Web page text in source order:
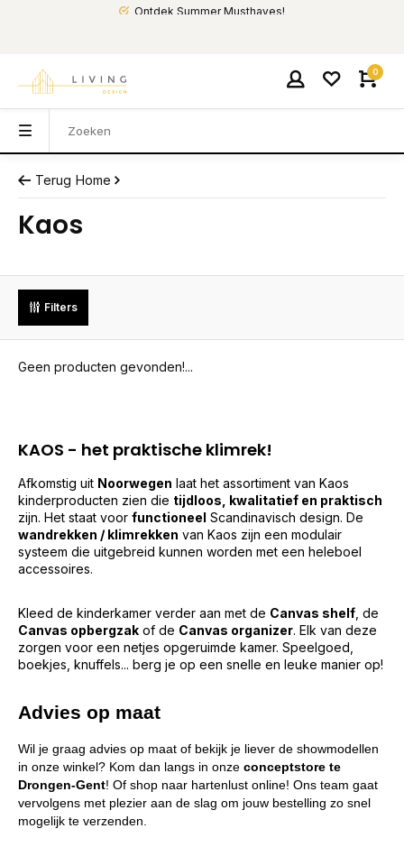
Ontdek Summer Musthaves!
0
Terug Home
Kaos
Filters
Geen producten gevonden!...
KAOS - het praktische klimrek!
Afkomstig uit Noorwegen laat het assortiment van Kaos
kinderproducten zien die tijdloos, kwalitatief en praktisch
zijn. Het staat voor functioneel Scandinavisch design. De
wandrekken / klimrekken van Kaos zijn een modulair
systeem die uitgebreid kunnen worden met een heleboel
accessoires.
Kleed de kinderkamer verder aan met de Canvas shelf , de
Canvas opbergzak of de Canvas organizer. Elk van deze
zorgen voor een netjes opgeruimde kamer. Speelgoed,
boekjes, knuffels... berg je op een snelle en leuke manier op!
Advies op maat
Wil je graag advies op maat of bekijk je liever de showmodellen
in onze winkel? Kom dan langs in onze conceptstore te
Drongen-Gent! Of shop naar hartenlust online! Ons team gaat
vervolgens met plezier aan de slag om jouw bestelling zo snel
mogelijk te verzenden.